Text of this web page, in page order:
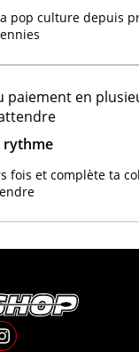
pop culture depuis
rythme
fois et complète ta